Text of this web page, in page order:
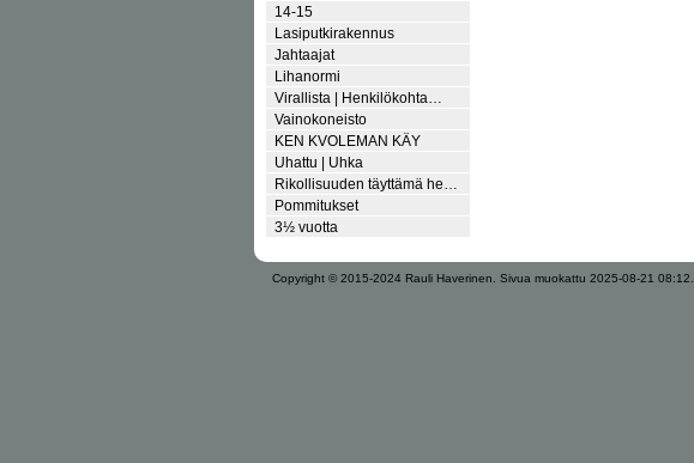
14-15
Lasiputkirakennus
Jahtaajat
Lihanormi
Virallista | Henkilökohta…
Vainokoneisto
KEN KVOLEMAN KÄY
Uhattu | Uhka
Rikollisuuden täyttämä he…
Pommitukset
3½ vuotta
Copyright © 2015-2024 Rauli Haverinen. Sivua muokattu 2025-08-21 08:12.